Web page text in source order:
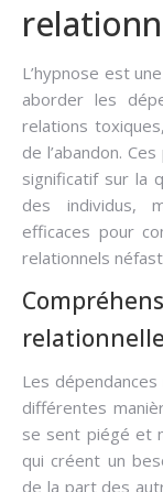
L’hypnose est
aborder les
relations
de l’abandon.
significatif sur la
des individus,
efficaces pour
relationnels
Les
différentes
se sent piégé et
qui créent un
de la part des